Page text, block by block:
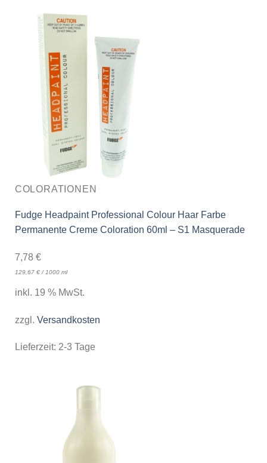
COLORATIONEN
Fudge Headpaint Professional Colour Haar Farbe
Permanente Creme Coloration 60ml – S1 Masquerade
7,78 €
129,67 €/ 1000 ml
inkl. 19 % MwSt.
zzgl. Versandkosten
Lieferzeit: 2-3 Tage